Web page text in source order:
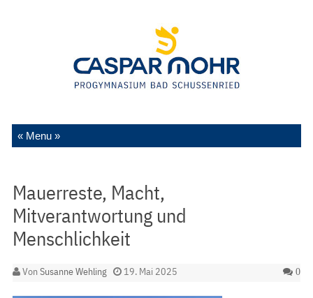
Zum Inhalt springen
Mauerreste, Macht,
Mitverantwortung und
Menschlichkeit
VonSusanne Wehling 19. Mai 2025 0